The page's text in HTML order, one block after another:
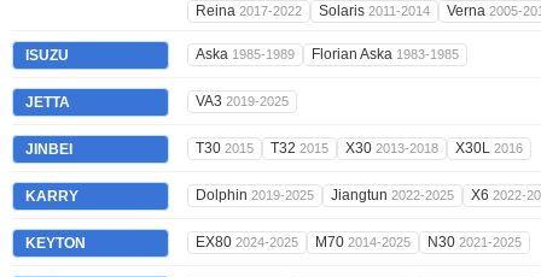
Reina 2017-2022 Solaris 2011-2014 Verna 2005-
ISUZU Aska 1985-1989 Florian Aska 1983-1985
JETTA VA3 2019-2025
JINBEI T30 2015 T32 2015 X30 2013-2018 X30L 2016
KARRY Dolphin 2019-2025 Jiangtun 2022-2025 X6 2022-
KEYTON EX80 2024-2025 M70 2014-2025 N30 2021-2025